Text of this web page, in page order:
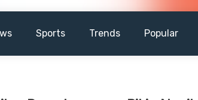
Sports Trends Popular